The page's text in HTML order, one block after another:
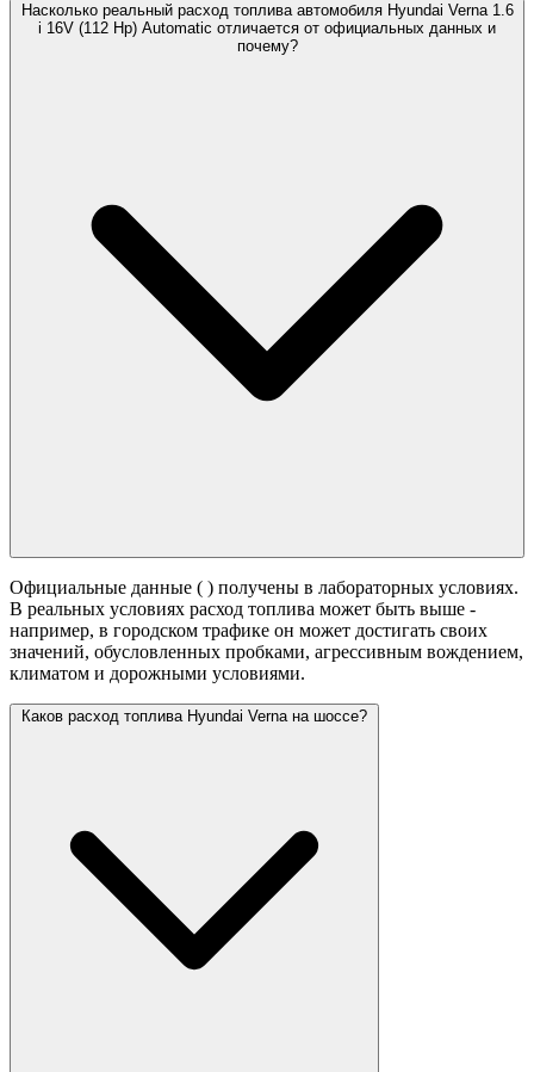
Насколько реальный расход топлива автомобиля Hyundai Verna 1.6
i 16V (112 Hp) Automatic отличается от официальных данных и
почему?
Официальные данные ( ) получены в лабораторных условиях.
В реальных условиях расход топлива может быть выше -
например, в городском трафике он может достигать своих
значений, обусловленных пробками, агрессивным вождением,
климатом и дорожными условиями.
Каков расход топлива Hyundai Verna на шоссе?